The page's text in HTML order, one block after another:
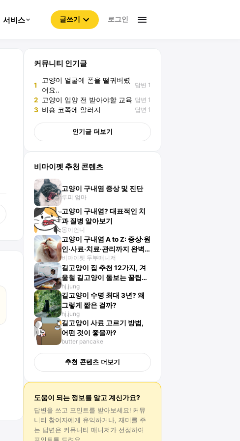
서비스 글쓰기 로그인
커뮤니티 인기글
1
고양이 얼굴에 폰을 떨궈버렸
어요..
답변 1
2 고양이 입양 전 받아야할 교육 답변 1
3 비숑 코쪽에 알러지 답변 1
인기글 더보기
비마이펫 추천 콘텐츠
고양이 구내염 증상 및 진단
루피 엄마
고양이 구내염? 대표적인 치
과 질병 알아보기
몽이언니
고양이 구내염 A to Z: 증상·원
인·사료·치료·관리까지 완벽
가이드
비마이펫 두부매니저
길고양이 집 추천 12가지, 겨
울철 길고양이 돌보는 꿀팁까
지!
hj.jung
길고양이 수명 최대 3년? 왜
그렇게 짧은 걸까?
hj.jung
길고양이 사료 고르기 방법,
어떤 것이 좋을까?
butter pancake
추천 콘텐츠 더보기
도움이 되는 정보를 알고 계신가요?
답변 을 쓰고 포인트를 받아보세요! 커뮤
니티 참여자에게 유익하거나, 재미를 주
는 답변 은 커뮤니티 매니저가 선정하여